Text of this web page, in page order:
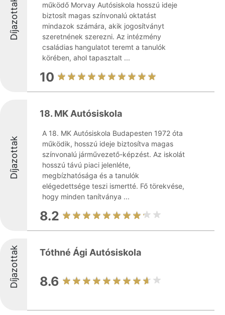
Díjazottak
működő Morvay Autósiskola hosszú ideje
biztosít magas színvonalú oktatást
mindazok számára, akik jogosítványt
szeretnének szerezni. Az intézmény
családias hangulatot teremt a tanulók
körében, ahol tapasztalt ...
10
Díjazottak
18. MK Autósiskola
A 18. MK Autósiskola Budapesten 1972 óta
működik, hosszú ideje biztosítva magas
színvonalú járművezető-képzést. Az iskolát
hosszú távú piaci jelenléte,
megbízhatósága és a tanulók
elégedettsége teszi ismertté. Fő törekvése,
hogy minden tanítványa ...
8.2
Díjazottak Tóthné Ági Autósiskola
8.6